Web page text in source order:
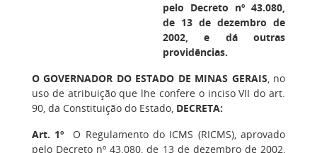
pelo Decreto nº 43.080,
de 13 de dezembro de
2002, e dá outras
providências.
O GOVERNADOR DO ESTADO DE MINAS GERAIS, no
uso de atribuição que lhe confere o inciso VII do art.
90, da Constituição do Estado, DECRETA:
Art. 1º O Regulamento do ICMS (RICMS), aprovado
pelo Decreto nº 43.080, de 13 de dezembro de 2002,